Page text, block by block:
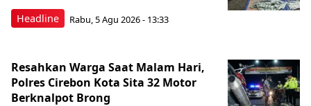
Headline Rabu, 5 Agu 2026 - 13:33
Resahkan Warga Saat Malam Hari,
Polres Cirebon Kota Sita 32 Motor
Berknalpot Brong